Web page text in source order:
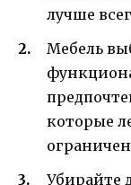
лучше
Мебель
которые
Убирайте